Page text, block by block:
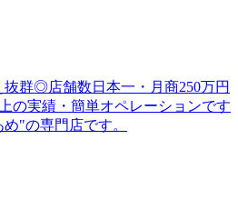
抜群◎店舗数日本一・月商250万円
の実績・簡単オペレーションです
"の専門店です。